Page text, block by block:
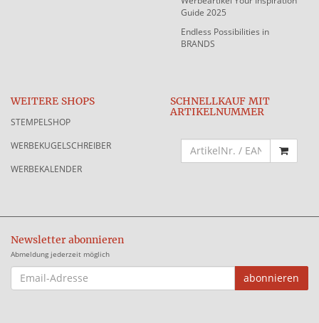
Guide 2025
Endless Possibilities in
BRANDS
WEITERE SHOPS
STEMPELSHOP
WERBEKUGELSCHREIBER
WERBEKALENDER
SCHNELLKAUF MIT
ARTIKELNUMMER
Newsletter abonnieren
Abmeldung jederzeit möglich
EMAIL-
ADRESSE
abonnieren